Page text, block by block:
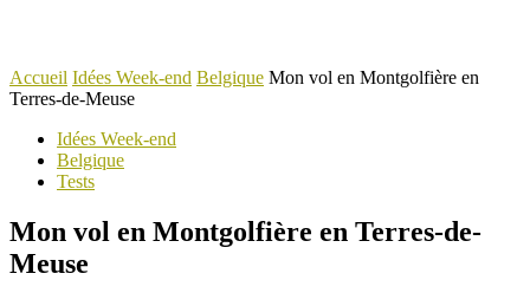
Accueil Idées Week-end Belgique Mon vol en Montgolfière en
Terres-de-Meuse
Idées Week-end
Belgique
Tests
Mon vol en Montgolfière en Terres-de-
Meuse